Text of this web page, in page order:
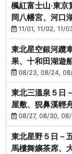
楓紅富士山‧東
岡八幡宮、河口
船、熱海梅園
11/01, 11/02, 11/
東北星空銀河纜
果、十和田湖遊
美溪、螃蟹本家
08/23, 08/24,
東北三溫泉５日
屋敷、猊鼻溪輕
牡蠣、握壽司體
08/27, 08/30, 08/
東北星野５日－
馬樓舞孃茶席、